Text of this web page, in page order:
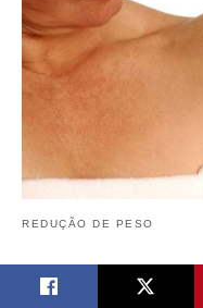
REDUÇÃO DE PESO
5 dicas para
nas Costas e nos